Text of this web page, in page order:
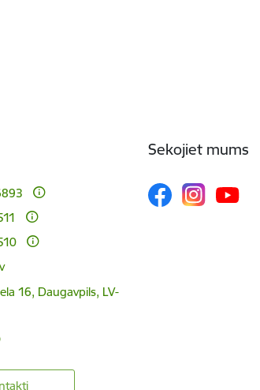
16, Daugavpils, LV-
Sekojiet mums